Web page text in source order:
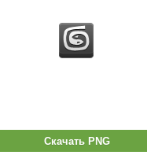
Скачать PNG